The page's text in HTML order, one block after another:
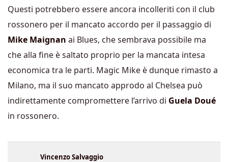
Questi potrebbero essere ancora incolleriti con il club
rossonero per il mancato accordo per il passaggio di
Mike Maignan ai Blues, che sembrava possibile ma
che alla fine è saltato proprio per la mancata intesa
economica tra le parti. Magic Mike è dunque rimasto a
Milano, ma il suo mancato approdo al Chelsea può
indirettamente compromettere l’arrivo di Guela Doué
in rossonero.
Vincenzo Salvaggio